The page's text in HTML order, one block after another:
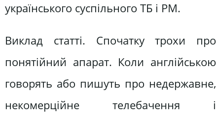
українського суспільного ТБ і РМ.
Виклад статті. Спочатку трохи про
понятійний апарат. Коли англійською
говорять або пишуть про недержавне,
некомерційне телебачення і